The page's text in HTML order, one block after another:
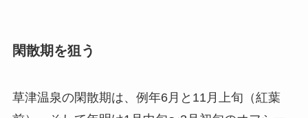
閑散期を狙う
草津温泉の閑散期は、例年6月と11月上旬（紅葉